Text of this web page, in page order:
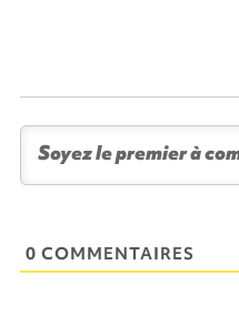
0 COMMENTAIRES